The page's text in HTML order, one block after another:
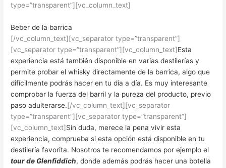
type=”transparent”][vc_column_text]
Beber de la barrica
[/vc_column_text][vc_separator type=”transparent”]
[vc_separator type=”transparent”][vc_column_text]Esta
experiencia está también disponible en varias destilerías y
permite probar el whisky directamente de la barrica, algo que
difícilmente podrás hacer en tu día a día. Es muy interesante
comprobar la fuerza del barril y la pureza del producto, previo
paso adulterarse.[/vc_column_text][vc_separator
type=”transparent”][vc_separator type=”transparent”]
[vc_column_text]Sin duda, merece la pena vivir esta
experiencia, comprueba si esta opción está disponible en tu
destilería favorita. Nosotros te recomendamos por ejemplo el
tour de Glenfiddich, donde además podrás hacer una botella